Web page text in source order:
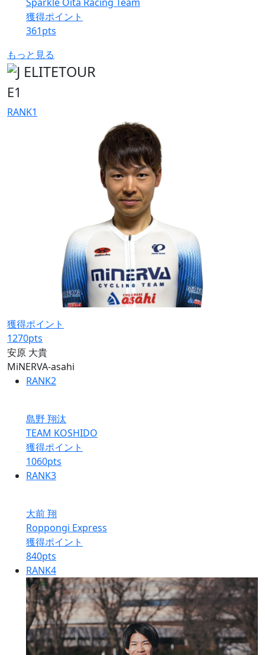
獲得ポイント
361pts
もっと見る
E1
RANK1
獲得ポイント
1270pts
安原 大貴
MiNERVA-asahi
RANK2
島野 翔汰
TEAM KOSHIDO
獲得ポイント
1060pts
RANK3
大前 翔
Roppongi Express
獲得ポイント
840pts
RANK4